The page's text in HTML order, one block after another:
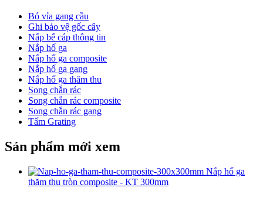
Bó vỉa gang cầu
Ghi bảo vệ gốc cây
Nắp bể cáp thông tin
Nắp hố ga
Nắp hố ga composite
Nắp hố ga gang
Nắp hố ga thăm thu
Song chắn rác
Song chắn rác composite
Song chắn rác gang
Tấm Grating
Sản phẩm mới xem
Nắp hố ga
thăm thu tròn composite - KT 300mm